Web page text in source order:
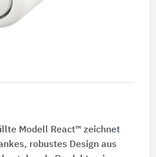
Modell React™ zeichnet
robustes Design aus